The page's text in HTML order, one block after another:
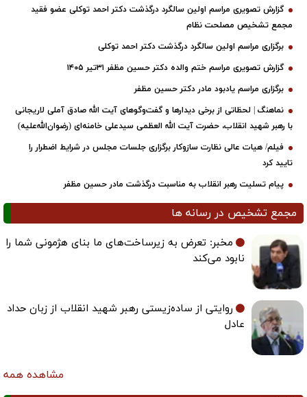
گزارش تصویری مراسم اولین سالگرد درگذشت دکتر احمد توکلی عضو فقید
مجمع تشخیص مصلحت نظام
برگزاری مراسم اولین سالگرد درگذشت دکتر احمد توکلی
گزارش تصویری مراسم ختم والده دکتر حسین مظفر ۳۱تیر ۱۴۰۵
برگزاری مراسم یادبود مادر دکتر حسین مظفر
نماهنگ | لحظاتی از برخی دیدارها و گفت‌وگوهای آیت ‌الله صادق آملی لاریجانی
با رهبر شهید انقلاب، حضرت آیت‌ الله العظمی سیدعلی خامنه‌ای (رضوان‌الله‌علیه)
فیلم/ هیات عالی نظارت سازوکار برگزاری جلسات مجلس در شرایط اضطرار را
تایید کرد
پیام تسلیت رهبر انقلاب به مناسبت درگذشت مادر حسین مظفر
مجمع تشخیص در رسانه ها
مخبر: تعرض به زیرساخت‌های ما بنای هژمونی شما را
نابود می‌کند
روایتی از ساده‌زیستی رهبر شهید انقلاب از زبان حداد
عادل
مشاهده همه